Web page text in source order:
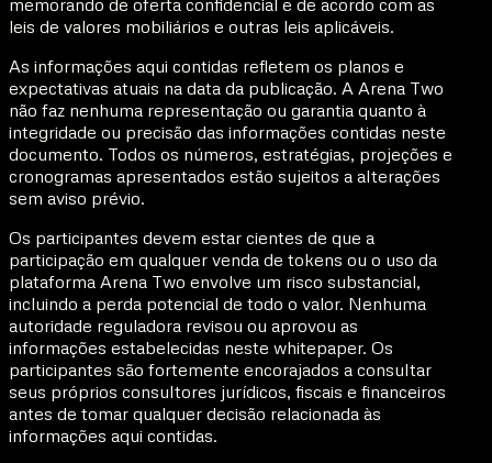
memorando de oferta confidencial e de acordo com as
leis de valores mobiliários e outras leis aplicáveis.
As informações aqui contidas refletem os planos e
expectativas atuais na data da publicação. A Arena Two
não faz nenhuma representação ou garantia quanto à
integridade ou precisão das informações contidas neste
documento. Todos os números, estratégias, projeções e
cronogramas apresentados estão sujeitos a alterações
sem aviso prévio.
Os participantes devem estar cientes de que a
participação em qualquer venda de tokens ou o uso da
plataforma Arena Two envolve um risco substancial,
incluindo a perda potencial de todo o valor. Nenhuma
autoridade reguladora revisou ou aprovou as
informações estabelecidas neste whitepaper. Os
participantes são fortemente encorajados a consultar
seus próprios consultores jurídicos, fiscais e financeiros
antes de tomar qualquer decisão relacionada às
informações aqui contidas.